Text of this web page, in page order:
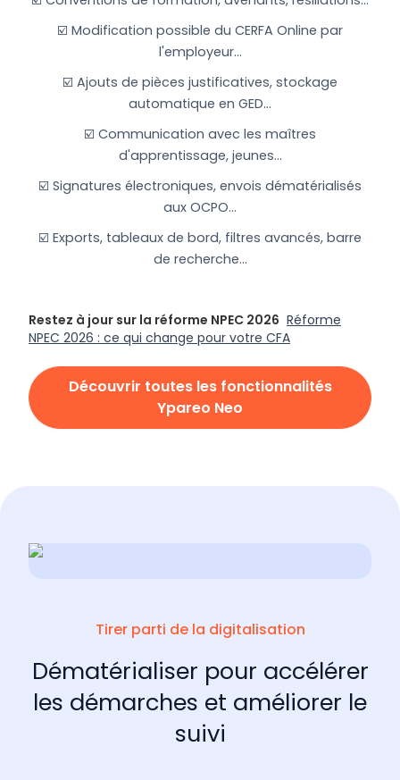
☑️ Modification possible du CERFA Online par
l'employeur...
☑️ Ajouts de pièces justificatives, stockage
automatique en GED...
☑️ Communication avec les maîtres
d'apprentissage, jeunes...
☑️ Signatures électroniques, envois dématérialisés
aux OCPO...
☑️ Exports, tableaux de bord, filtres avancés, barre
de recherche...
Restez à jour sur la réforme NPEC 2026 Réforme
NPEC 2026 : ce qui change pour votre CFA
Découvrir toutes les fonctionnalités
Ypareo Neo
Tirer parti de la digitalisation
Dématérialiser pour accélérer
les démarches et améliorer le
suivi